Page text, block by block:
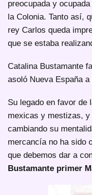
preocupada y
la Colonia. Tanto así,
rey Carlos queda
que se estaba
Catalina Bustamante
asoló Nueva España
Su legado en favor de
mexicas y mestizas,
cambiando su
mercancía no ha sido
que debemos dar a
Bustamante primer